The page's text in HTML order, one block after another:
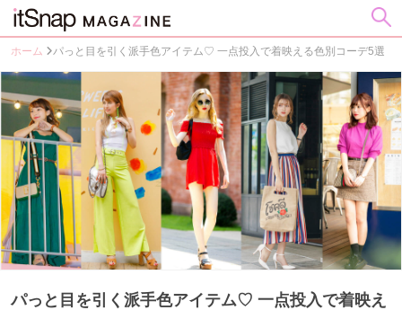
ホーム パっと目を引く派手色アイテム♡ 一点投入で着映える色別コーデ5選
パっと目を引く派手色アイテム♡ 一点投入で着映え